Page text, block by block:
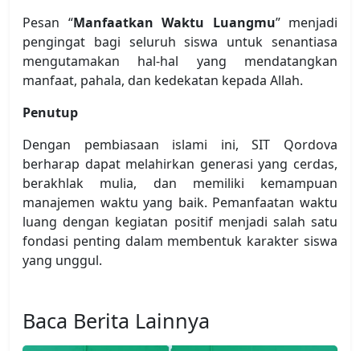
Pesan “Manfaatkan Waktu Luangmu” menjadi
pengingat bagi seluruh siswa untuk senantiasa
mengutamakan hal-hal yang mendatangkan
manfaat, pahala, dan kedekatan kepada Allah.
Penutup
Dengan pembiasaan islami ini, SIT Qordova
berharap dapat melahirkan generasi yang cerdas,
berakhlak mulia, dan memiliki kemampuan
manajemen waktu yang baik. Pemanfaatan waktu
luang dengan kegiatan positif menjadi salah satu
fondasi penting dalam membentuk karakter siswa
yang unggul.
Baca Berita Lainnya